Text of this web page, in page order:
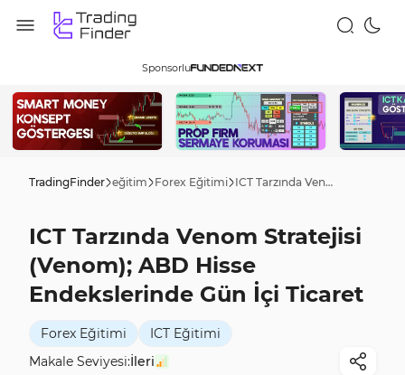
Sponsorlu
TradingFinder eğitim Forex Eğitimi ICT Tarzında Venom Stratejisi (Venom); ABD Hisse Endekslerinde Gün İçi Ticaret
ICT Tarzında Venom Stratejisi
(Venom); ABD Hisse
Endekslerinde Gün İçi Ticaret
Forex Eğitimi
ICT Eğitimi
Makale Seviyesi:İleri